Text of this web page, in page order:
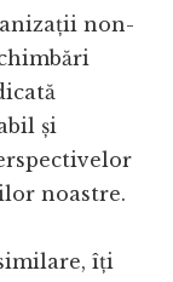
non-
și
noastre.
îți